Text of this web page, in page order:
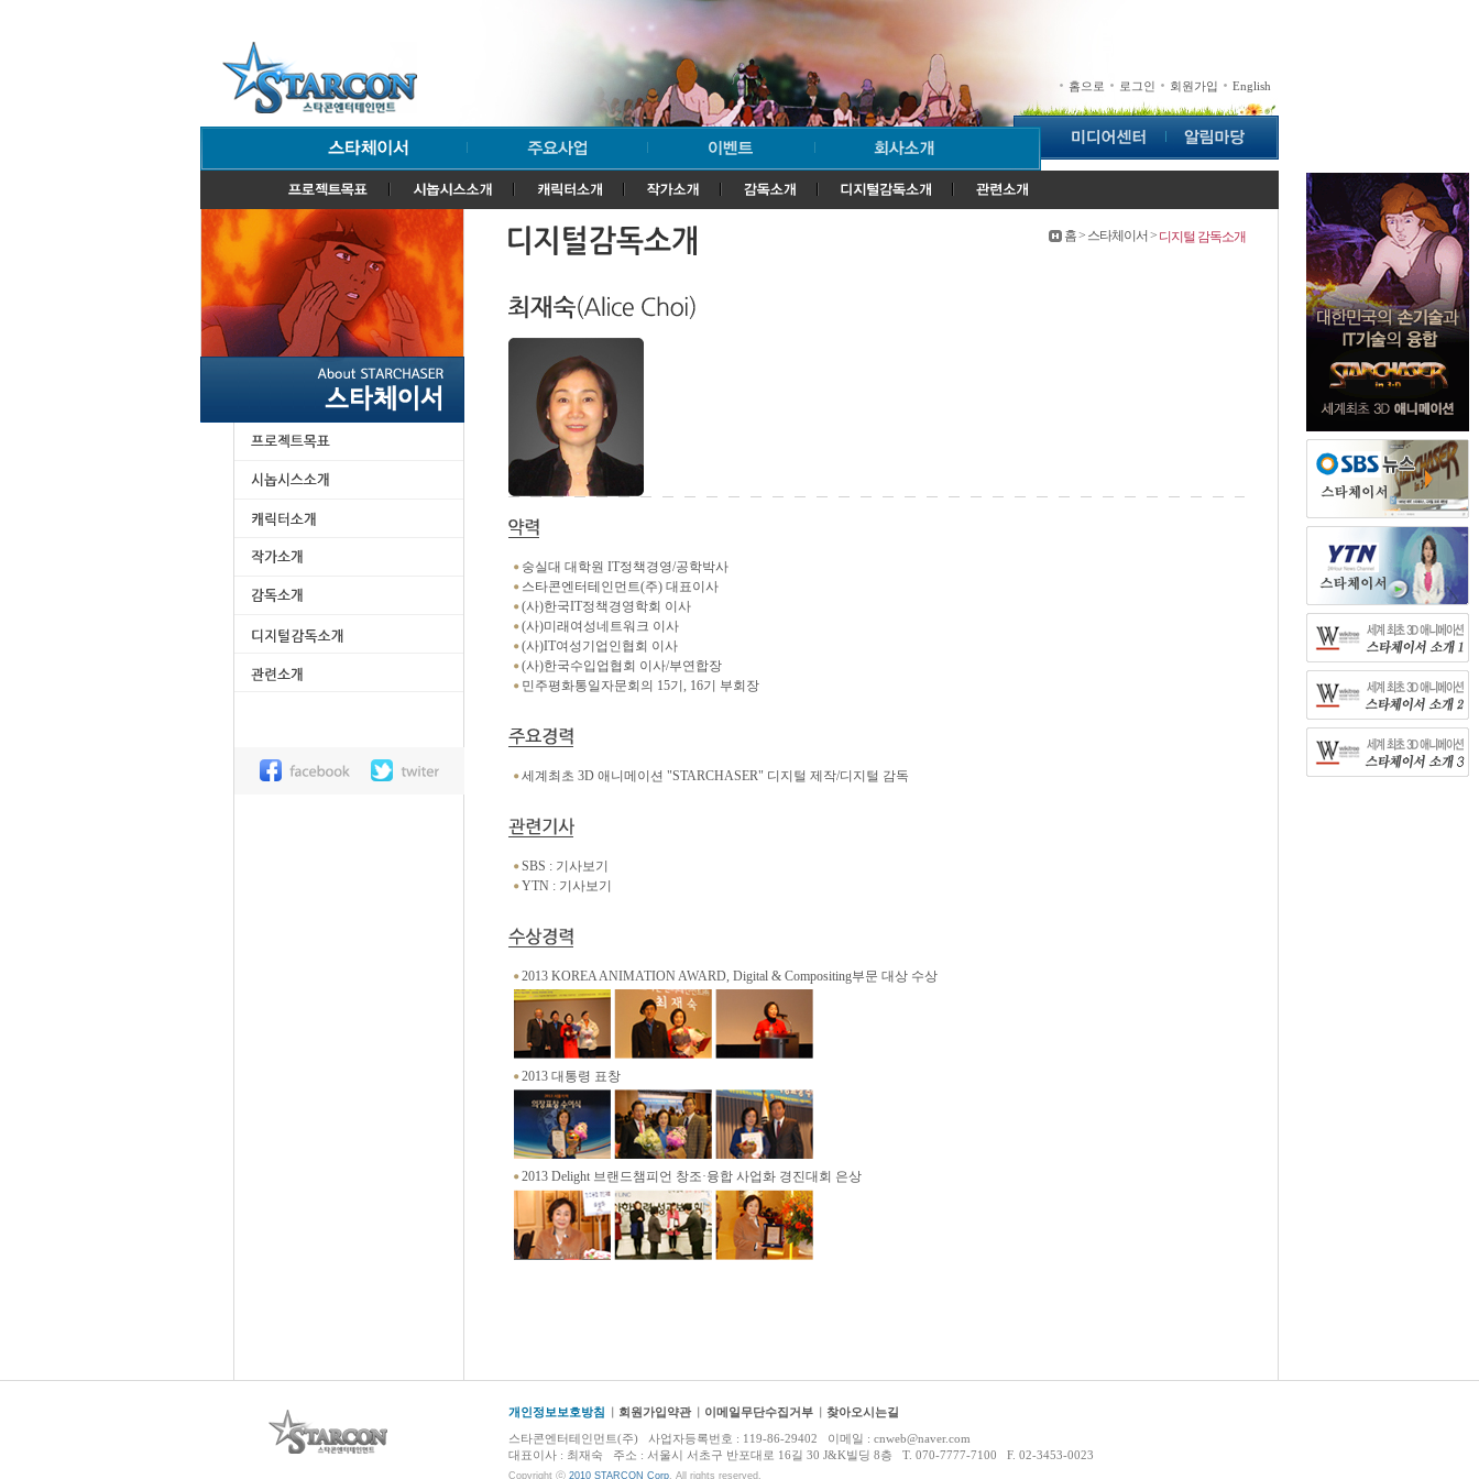
홈으로 로그인 회원가입 English
홈 > 스타체이서 > 디지털 감독소개
숭실대 대학원 IT정책경영/공학박사
스타콘엔터테인먼트(주) 대표이사
(사)한국IT정책경영학회 이사
(사)미래여성네트워크 이사
(사)IT여성기업인협회 이사
(사)한국수입업협회 이사/부연합장
민주평화통일자문회의 15기, 16기 부회장
세계최초 3D 애니메이션 "STARCHASER" 디지털 제작/디지털 감독
SBS : 기사보기
YTN : 기사보기
2013 KOREA ANIMATION AWARD, Digital & Compositing부문 대상 수상
2013 대통령 표창
2013 Delight 브랜드챔피언 창조·융합 사업화 경진대회 은상
개인정보보호방침 회원가입약관 이메일무단수집거부 찾아오시는길
스타콘엔터테인먼트(주) 사업자등록번호 : 119-86-29402 이메일 : cnweb@naver.com
대표이사 : 최재숙 주소 : 서울시 서초구 반포대로 16길 30 J&K빌딩 8층 T. 070-7777-7100 F. 02-3453-0023
Copyright ⓒ 2010 STARCON Corp. All rights reserved.